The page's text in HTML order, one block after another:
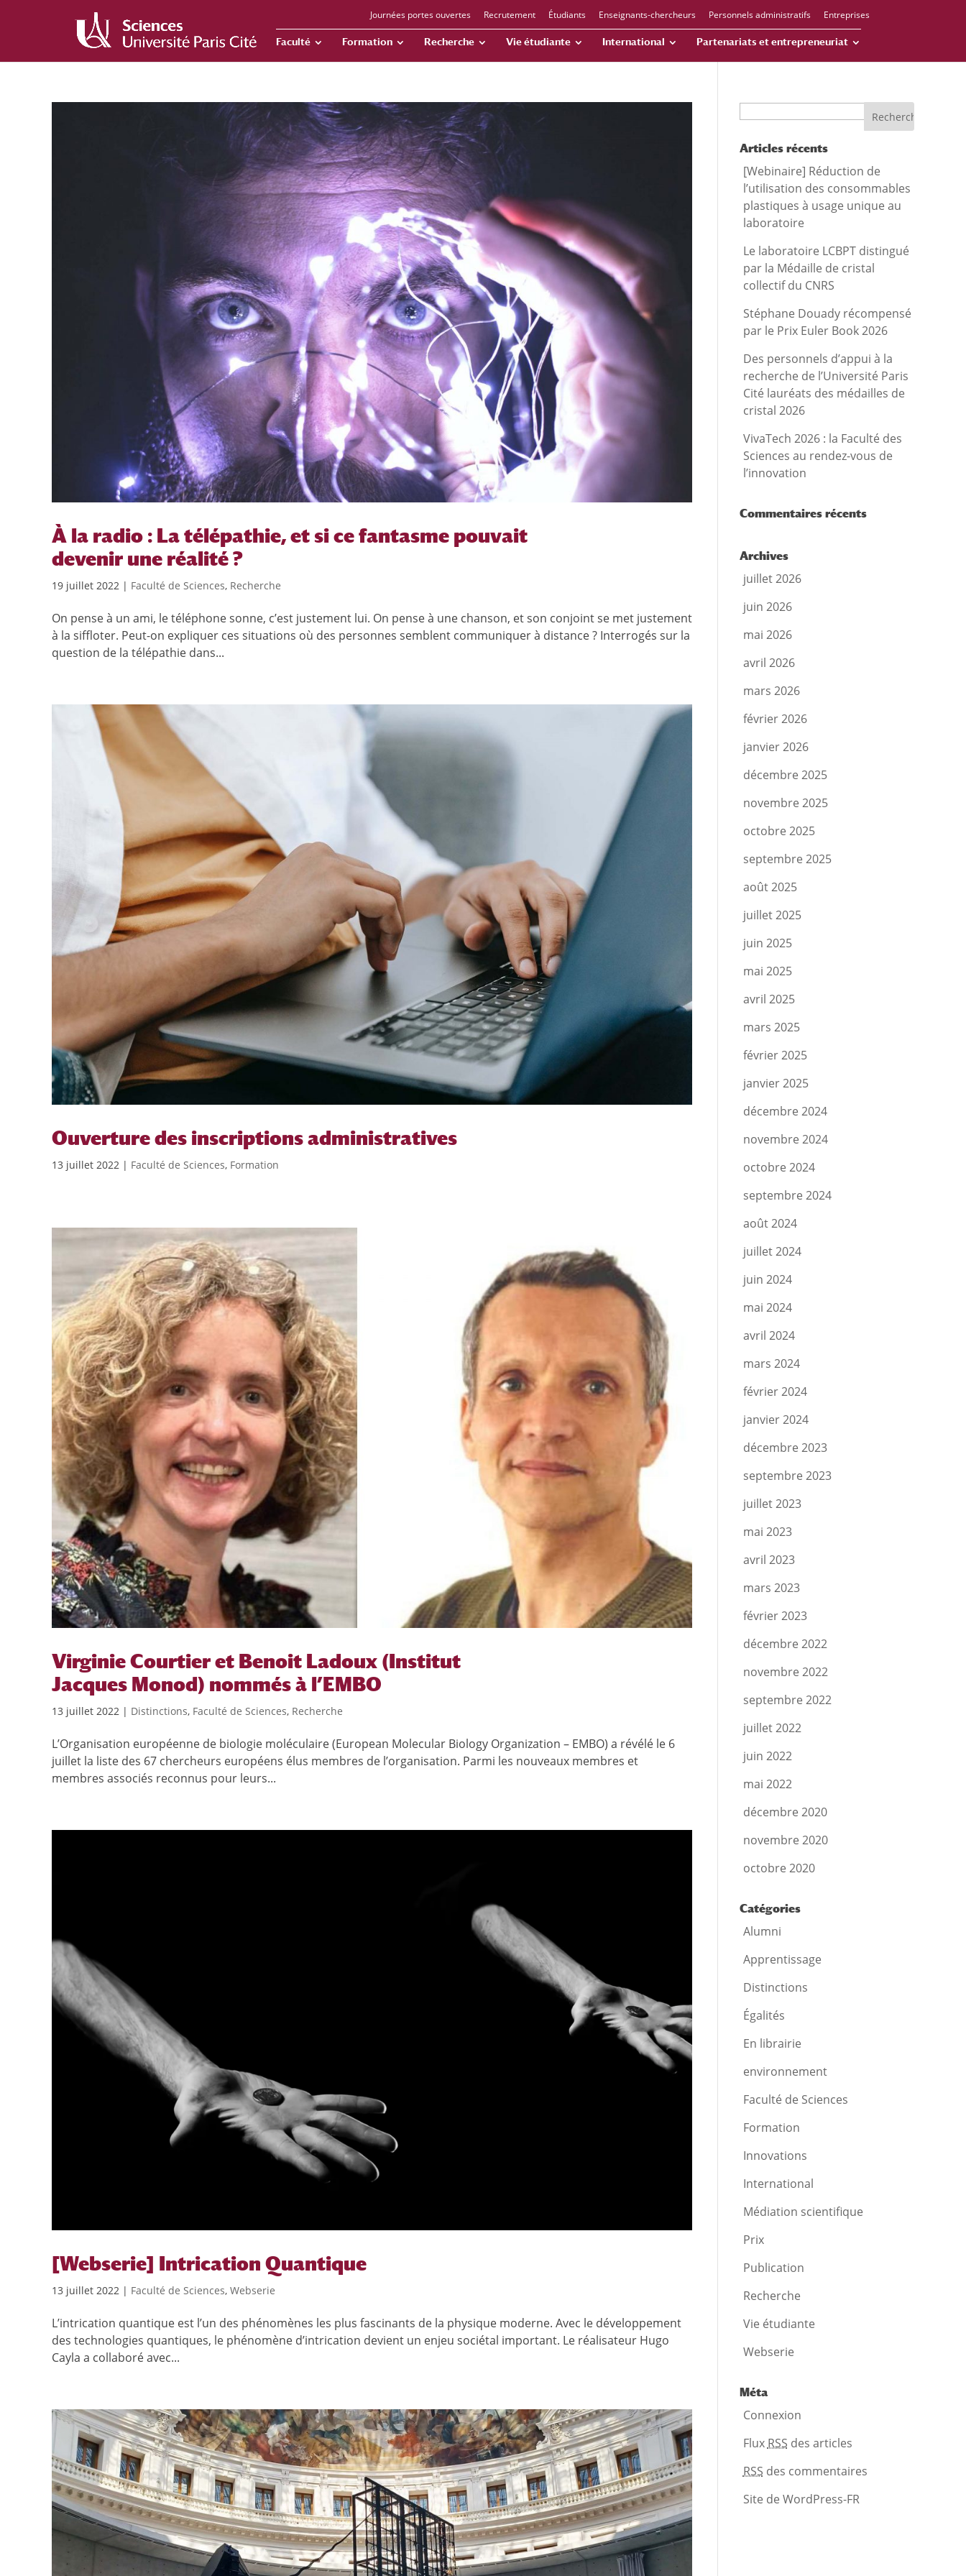
Journées portes ouvertes Recrutement Étudiants Enseignants-chercheurs Personnels administratifs Entreprises
Faculté Formation Recherche Vie étudiante International Partenariats et entrepreneuriat
À la radio : La télépathie, et si ce fantasme pouvait
devenir une réalité ?
19 juillet 2022 | Faculté de Sciences, Recherche
On pense à un ami, le téléphone sonne, c’est justement lui. On pense à une chanson, et son conjoint se met justement
à la siffloter. Peut-on expliquer ces situations où des personnes semblent communiquer à distance ? Interrogés sur la
question de la télépathie dans...
Ouverture des inscriptions administratives
13 juillet 2022 | Faculté de Sciences, Formation
Virginie Courtier et Benoit Ladoux (Institut
Jacques Monod) nommés à l’EMBO
13 juillet 2022 | Distinctions, Faculté de Sciences, Recherche
L’Organisation européenne de biologie moléculaire (European Molecular Biology Organization – EMBO) a révélé le 6
juillet la liste des 67 chercheurs européens élus membres de l’organisation. Parmi les nouveaux membres et
membres associés reconnus pour leurs...
[Webserie] Intrication Quantique
13 juillet 2022 | Faculté de Sciences, Webserie
L’intrication quantique est l’un des phénomènes les plus fascinants de la physique moderne. Avec le développement
des technologies quantiques, le phénomène d’intrication devient un enjeu sociétal important. Le réalisateur Hugo
Cayla a collaboré avec...
Articles récents
[Webinaire] Réduction de
l’utilisation des consommables
plastiques à usage unique au
laboratoire
Le laboratoire LCBPT distingué
par la Médaille de cristal
collectif du CNRS
Stéphane Douady récompensé
par le Prix Euler Book 2026
Des personnels d’appui à la
recherche de l’Université Paris
Cité lauréats des médailles de
cristal 2026
VivaTech 2026 : la Faculté des
Sciences au rendez-vous de
l’innovation
Commentaires récents
Archives
juillet 2026
juin 2026
mai 2026
avril 2026
mars 2026
février 2026
janvier 2026
décembre 2025
novembre 2025
octobre 2025
septembre 2025
août 2025
juillet 2025
juin 2025
mai 2025
avril 2025
mars 2025
février 2025
janvier 2025
décembre 2024
novembre 2024
octobre 2024
septembre 2024
août 2024
juillet 2024
juin 2024
mai 2024
avril 2024
mars 2024
février 2024
janvier 2024
décembre 2023
septembre 2023
juillet 2023
mai 2023
avril 2023
mars 2023
février 2023
décembre 2022
novembre 2022
septembre 2022
juillet 2022
juin 2022
mai 2022
décembre 2020
novembre 2020
octobre 2020
Catégories
Alumni
Apprentissage
Distinctions
Égalités
En librairie
environnement
Faculté de Sciences
Formation
Innovations
International
Médiation scientifique
Prix
Publication
Recherche
Vie étudiante
Webserie
Méta
Connexion
Flux RSS des articles
RSS des commentaires
Site de WordPress-FR